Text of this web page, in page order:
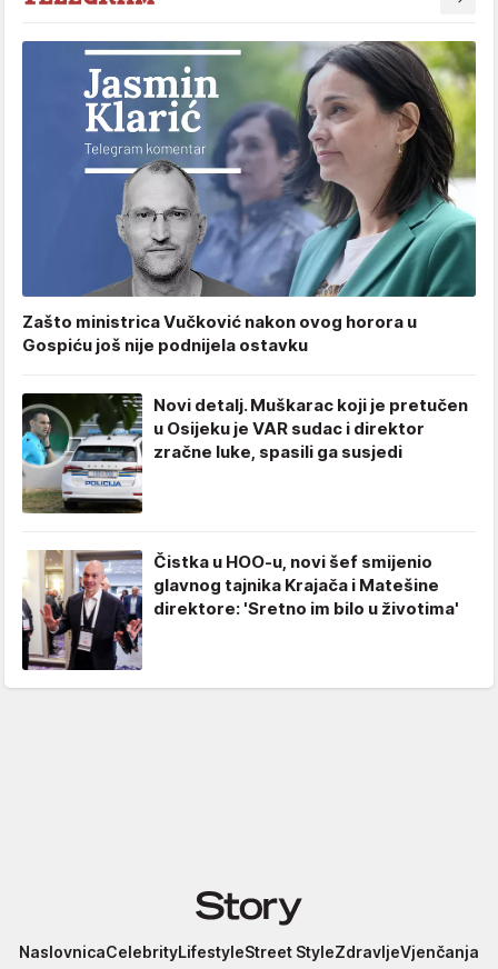
Zašto ministrica Vučković nakon ovog horora u
Gospiću još nije podnijela ostavku
Novi detalj. Muškarac koji je pretučen
u Osijeku je VAR sudac i direktor
zračne luke, spasili ga susjedi
Čistka u HOO-u, novi šef smijenio
glavnog tajnika Krajača i Matešine
direktore: 'Sretno im bilo u životima'
Story
NaslovnicaCelebrityLifestyleStreet StyleZdravljeVjenčanja